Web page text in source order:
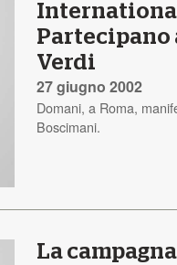
Partecipano
Verdi
27 giugno 2002
Domani, a Roma,
Boscimani.
La